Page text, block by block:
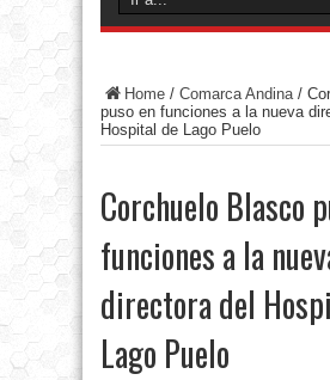
Home / Comarca Andina/
puso en funciones a la nueva
Hospital de Lago Puelo
Corchuelo Blasco
funciones a la
directora del
Lago Puelo